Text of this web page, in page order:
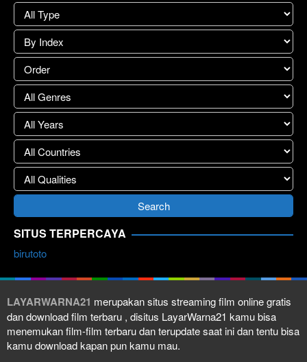
SITUS TERPERCAYA
birutoto
LAYARWARNA21 merupakan situs streaming film online gratis
dan download film terbaru , disitus LayarWarna21 kamu bisa
menemukan film-film terbaru dan terupdate saat ini dan tentu bisa
kamu download kapan pun kamu mau.